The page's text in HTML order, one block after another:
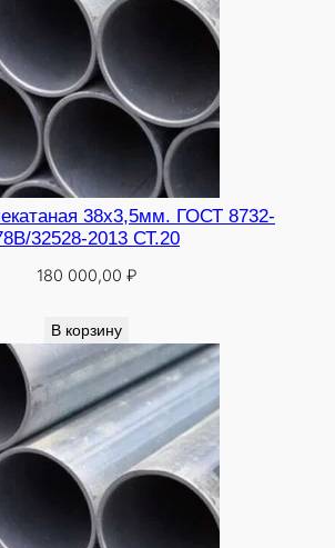
38х3,5мм. ГОСТ 8732-
32528-2013 СТ.20
180 000,00 ₽
В корзину